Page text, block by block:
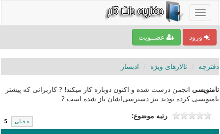
ورود عضــویت
دفترچه تالارهای ویژه ادبسار
نامنویسی انجمن درست شده و اکنون دوباره کار میکند! ? کاربرانی که پیشتر
نامنویسی کرده بودند نیز دسترسی‌اشان باز شده است ?
« قبلی 5
رتبه موضوع: